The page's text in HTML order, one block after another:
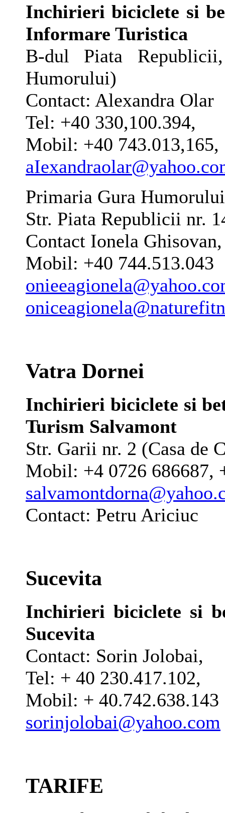
Inchirieri biciclete si
Informare Turistica
B-dul Piata
Humorului)
Contact: Alexandra Olar
Tel: +40 330,100.394,
Mobil: +40 743.013,165,
Primaria Gura Humorului
Str. Piata Republicii nr.
Contact Ionela Ghisovan,
Mobil: +40 744.513.043
Vatra Dornei
Inchirieri biciclete si
Turism Salvamont
Str. Garii nr. 2 (Casa de
Mobil: +4 0726 686687,
Contact: Petru Ariciuc
Sucevita
Inchirieri biciclete si
Sucevita
Contact: Sorin Jolobai,
Tel: + 40 230.417.102,
Mobil: + 40.742.638.143
sorinjolobai@yahoo.com
TARIFE